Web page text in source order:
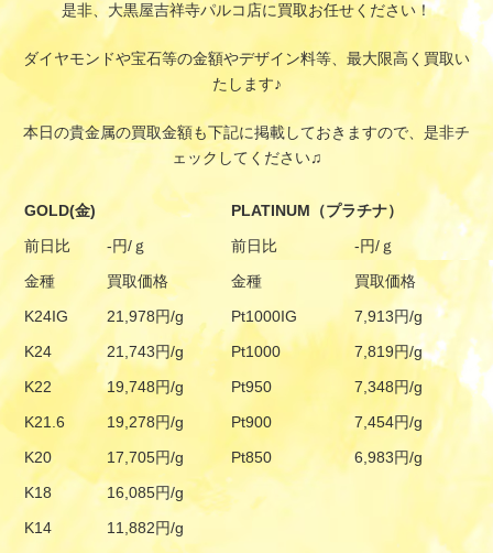
是非、大黒屋吉祥寺パルコ店に買取お任せください！
ダイヤモンドや宝石等の金額やデザイン料等、最大限高く買取い
たします♪
本日の貴金属の買取金額も下記に掲載しておきますので、是非チ
ェックしてください♫
GOLD(金)
PLATINUM（プラチナ）
前日比
-円/ｇ 前日比
-円/ｇ
金種
買取価格 金種
買取価格
K24IG
21,978円/g Pt1000IG
7,913円/g
K24
21,743円/g Pt1000
7,819円/g
K22
19,748円/g Pt950
7,348円/g
K21.6
19,278円/g Pt900
7,454円/g
K20
17,705円/g Pt850
6,983円/g
K18
16,085円/g
K14
11,882円/g